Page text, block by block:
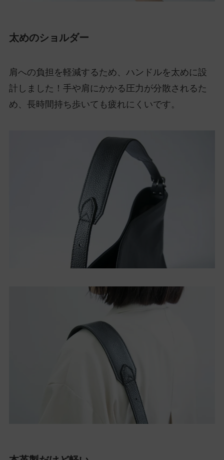
太めのショルダー
肩への負担を軽減するため、ハンドルを太めに設
計しました！手や肩にかかる圧力が分散されるた
め、長時間持ち歩いても疲れにくいです。